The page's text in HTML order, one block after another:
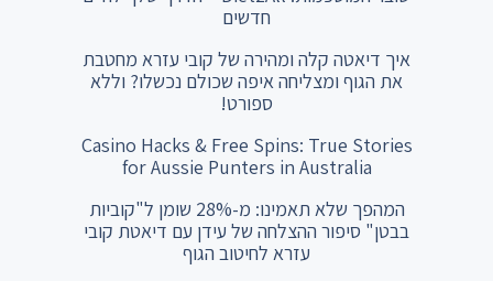
חדשים
איך דיאטה קלה ומהירה של קובי עזרא מחטבת
את הגוף ומצליחה איפה שכולם נכשלו? וללא
ספורט!
Casino Hacks & Free Spins: True Stories
for Aussie Punters in Australia
המהפך שלא תאמינו: מ-28% שומן ל"קוביות
בבטן" סיפור ההצלחה של עידן עם דיאטת קובי
עזרא לחיטוב הגוף